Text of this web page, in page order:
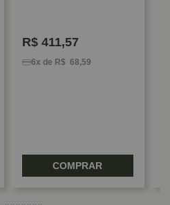
R$ 411,57
6x de R$ 68,59
COMPRAR